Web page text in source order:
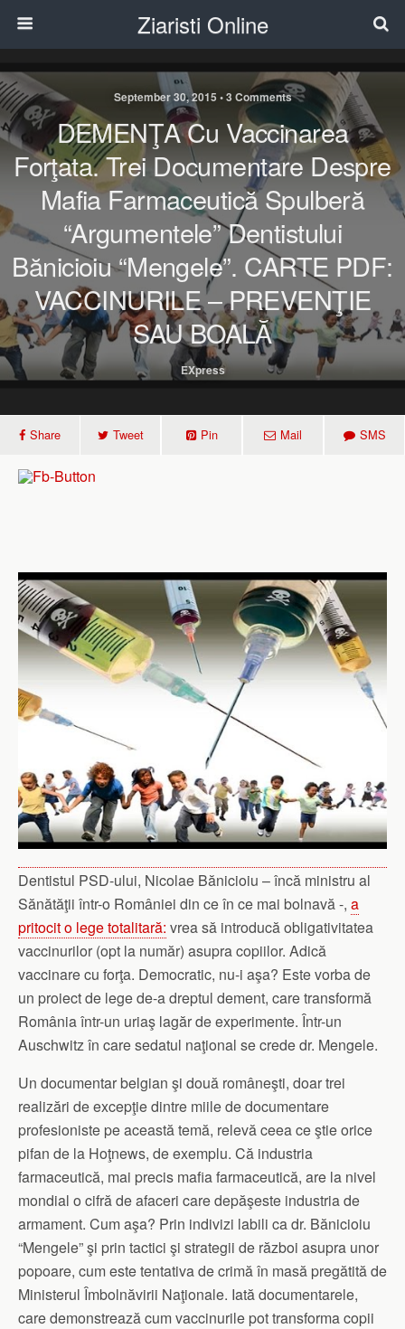
Ziaristi Online
September 30, 2015 • 3 Comments
DEMENŢA Cu Vaccinarea
Forţata. Trei Documentare Despre
Mafia Farmaceutică Spulberă
“argumentele” Dentistului
Bănicioiu “Mengele”. CARTE PDF:
VACCINURILE – PREVENŢIE
SAU BOALĂ
EXpress
Share Tweet Pin Mail SMS
Dentistul PSD-ului, Nicolae Bănicioiu – încă ministru al
Sănătăţii într-o României din ce în ce mai bolnavă -, a
pritocit o lege totalitară: vrea să introducă obligativitatea
vaccinurilor (opt la număr) asupra copiilor. Adică
vaccinare cu forţa. Democratic, nu-i aşa? Este vorba de
un proiect de lege de-a dreptul dement, care transformă
România într-un uriaş lagăr de experimente. Într-un
Auschwitz în care sedatul naţional se crede dr. Mengele.
Un documentar belgian şi două româneşti, doar trei
realizări de excepţie dintre miile de documentare
profesioniste pe această temă, relevă ceea ce ştie orice
pifan de la Hoţnews, de exemplu. Că industria
farmaceutică, mai precis mafia farmaceutică, are la nivel
mondial o cifră de afaceri care depăşeste industria de
armament. Cum aşa? Prin indivizi labili ca dr. Bănicioiu
“Mengele” şi prin tactici şi strategii de război asupra unor
popoare, cum este tentativa de crimă în masă pregătită de
Ministerul Îmbolnăvirii Naţionale. Iată documentarele,
care demonstrează cum vaccinurile pot transforma copii